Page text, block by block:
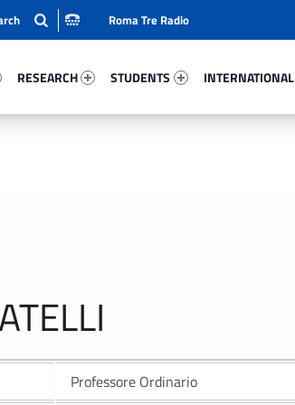
RESEARCH
STUDENTS
INTERNATIONAL
Roma Tre Radio
Professore Ordinario